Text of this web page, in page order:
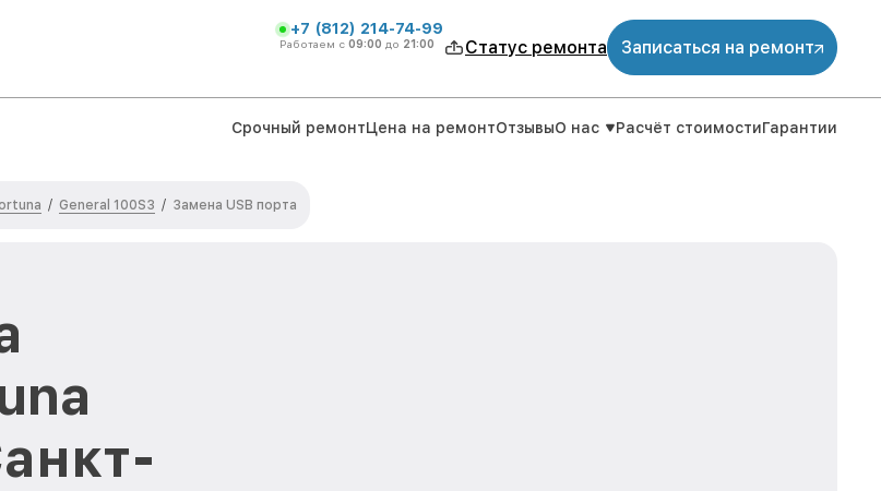
+7 (812) 214-74-99
Работаем с 09:00 до 21:00 Статус ремонта Записаться на ремонт
Срочный ремонтЦена на ремонтОтзывыО нас Расчёт стоимостиГарантии
/ General 100S3 / Замена USB порта